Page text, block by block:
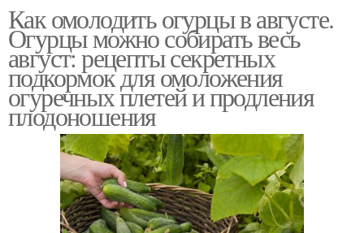
Как омолодить огурцы в августе.
Огурцы можно собирать весь
август: рецепты секретных
подкормок для омоложения
огуречных плетей и продления
плодоношения